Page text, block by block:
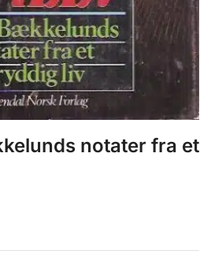
notater fra et